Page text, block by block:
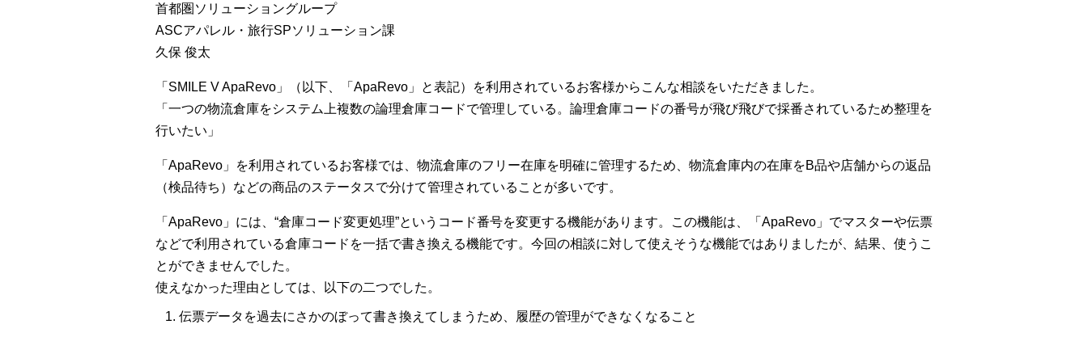
首都圏ソリューショングループ
ASCアパレル・旅行SPソリューション課
久保 俊太
「SMILE V ApaRevo」（以下、「ApaRevo」と表記）を利用されているお客様からこんな相談をいただきました。
「一つの物流倉庫をシステム上複数の論理倉庫コードで管理している。論理倉庫コードの番号が飛び飛びで採番されているため整理を
行いたい」
「ApaRevo」を利用されているお客様では、物流倉庫のフリー在庫を明確に管理するため、物流倉庫内の在庫をB品や店舗からの返品
（検品待ち）などの商品のステータスで分けて管理されていることが多いです。
「ApaRevo」には、“倉庫コード変更処理”というコード番号を変更する機能があります。この機能は、「ApaRevo」でマスターや伝票
などで利用されている倉庫コードを一括で書き換える機能です。今回の相談に対して使えそうな機能ではありましたが、結果、使うこ
とができませんでした。
使えなかった理由としては、以下の二つでした。
伝票データを過去にさかのぼって書き換えてしまうため、履歴の管理ができなくなること